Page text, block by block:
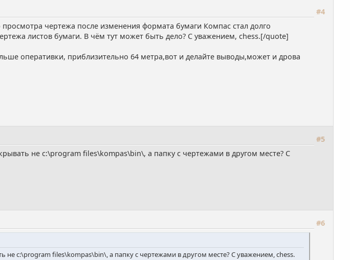
#4
чертежа после изменения формата бумаги Компас стал долго
листов бумаги. В чём тут может быть дело? С уважением, chess.[/quote]
оперативки, приблизительно 64 метра,вот и делайте выводы,может и дрова
#5
не c:\program files\kompas\bin\, а папку с чертежами в другом месте? С
#6
не c:\program files\kompas\bin\, а папку с чертежами в другом месте? С уважением, chess.